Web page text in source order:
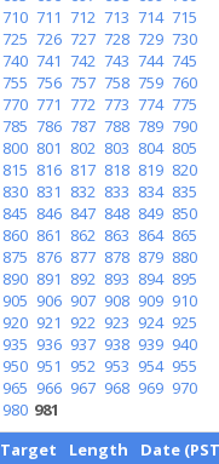
710 711 712 713 714 715
725 726 727 728 729 730
740 741 742 743 744 745
755 756 757 758 759 760
770 771 772 773 774 775
785 786 787 788 789 790
800 801 802 803 804 805
815 816 817 818 819 820
830 831 832 833 834 835
845 846 847 848 849 850
860 861 862 863 864 865
875 876 877 878 879 880
890 891 892 893 894 895
905 906 907 908 909 910
920 921 922 923 924 925
935 936 937 938 939 940
950 951 952 953 954 955
965 966 967 968 969 970
980 981
Target Length
Date